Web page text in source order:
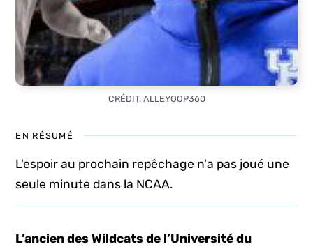
CRÉDIT: ALLEYOOP360
EN RÉSUMÉ
L'espoir au prochain repêchage n'a pas joué une
seule minute dans la NCAA.
L’ancien des Wildcats de l’Université du